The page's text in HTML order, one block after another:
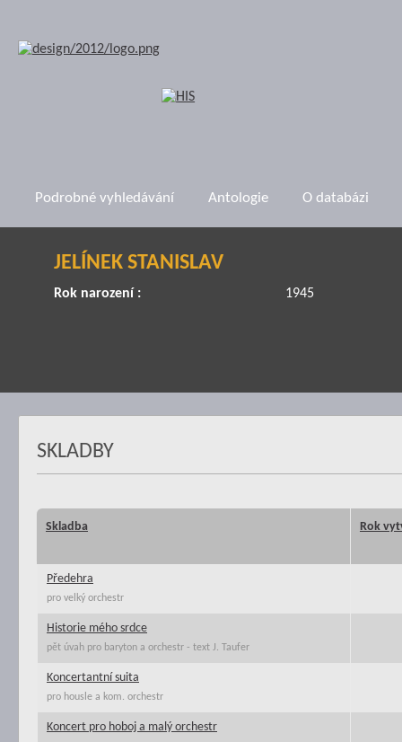
Podrobné vyhledávání Antologie O databázi
JELÍNEK STANISLAV
Rok narození : 1945
SKLADBY
Skladba Rok
Předehra
pro velký orchestr
Historie mého srdce
pět úvah pro baryton a orchestr - text J. Taufer
Koncertantní suita
pro housle a kom. orchestr
Koncert pro hoboj a malý orchestr